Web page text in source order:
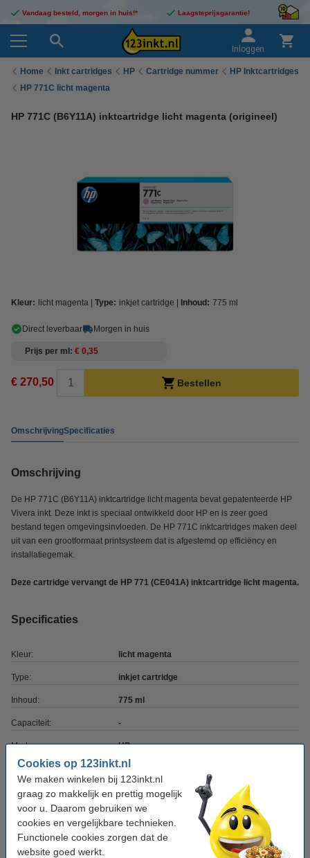
Cookies op 123inkt.nl
We maken winkelen bij 123inkt.nl
graag zo makkelijk en prettig mogelijk
voor u. Daarom gebruiken we
cookies en vergelijkbare technieken.
Functionele cookies zorgen dat de
website goed werkt.
Vandaag besteld, morgen in huis!* Laagsteprijsgarantie!
Inloggen
Home Inkt cartridges HP Cartridge nummer
HP Inktcartridges
HP 771C licht magenta
HP 771C (B6Y11A) inktcartridge licht magenta (origineel)
Kleur: licht magenta Type: inkjet cartridge Inhoud: 775 ml
Direct leverbaar Morgen in huis
Prijs per ml € 0,35
€ 270,50 Bestellen
OmschrijvingSpecificaties
Omschrijving
De HP 771C (B6Y11A) inktcartridge licht magenta bevat gepatenteerde HP
Vivera inkt. Deze inkt is speciaal ontwikkeld door HP en is zeer goed
bestand tegen omgevingsinvloeden. De HP 771C inktcartridges maken deel
uit van een grootformaat printsysteem dat is afgestemd op efficiëncy en
installatiegemak.
Deze cartridge vervangt de HP 771 (CE041A) inktcartridge licht magenta.
Specificaties
Kleur: licht magenta
Type: inkjet cartridge
Inhoud: 775 ml
Capaciteit: -
Merk: HP
EAN-code: 0887111300560
Ons artikelnr: 044248
Nummer: B6Y11A